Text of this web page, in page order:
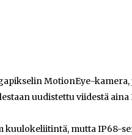
MotionEye-kamera,
uudistettu viidestä aina
kuulokeliitintä, mutta IP68-